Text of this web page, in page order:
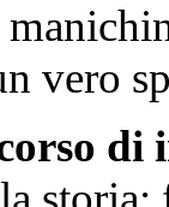
vero
di